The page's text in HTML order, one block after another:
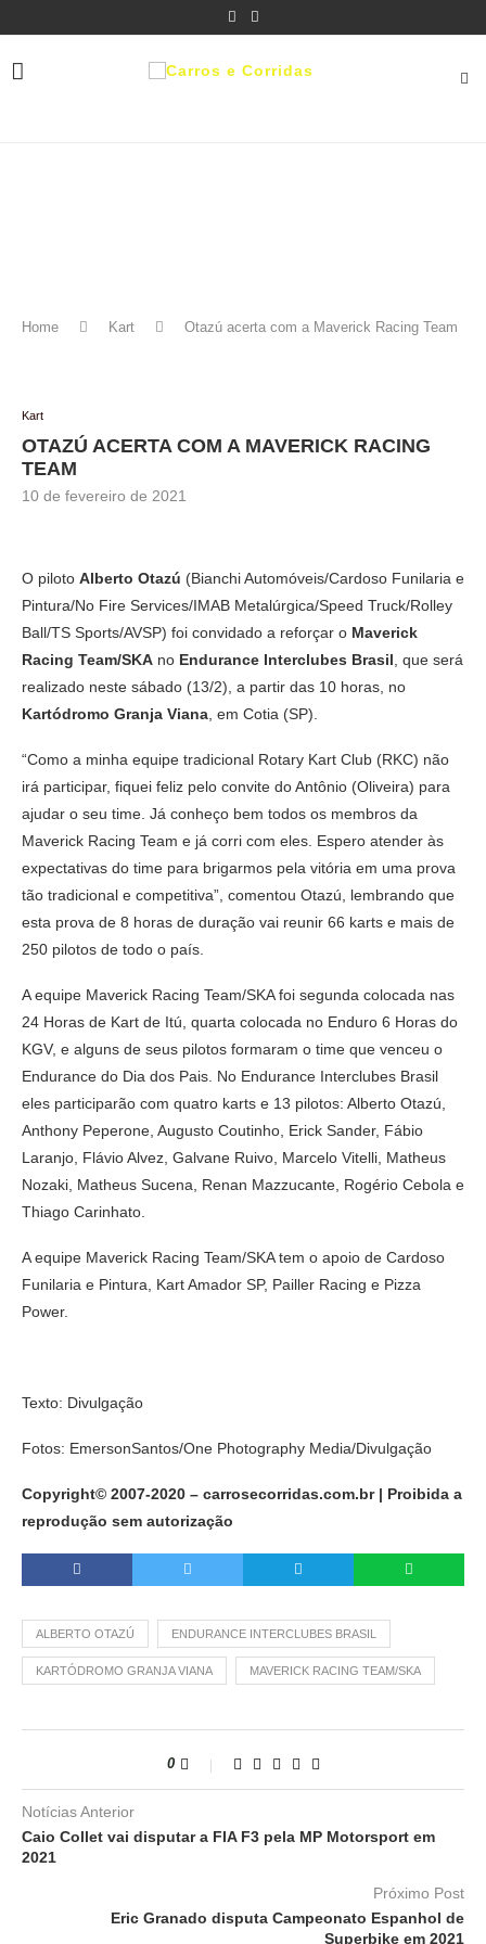
Home Kart Otazú acerta com a Maverick Racing Team
Kart
OTAZÚ ACERTA COM A MAVERICK RACING
TEAM
10 de fevereiro de 2021
O piloto Alberto Otazú (Bianchi Automóveis/Cardoso Funilaria e
Pintura/No Fire Services/IMAB Metalúrgica/Speed Truck/Rolley
Ball/TS Sports/AVSP) foi convidado a reforçar o Maverick
Racing Team/SKA no Endurance Interclubes Brasil , que será
realizado neste sábado (13/2), a partir das 10 horas, no
Kartódromo Granja Viana , em Cotia (SP).
“Como a minha equipe tradicional Rotary Kart Club (RKC) não
irá participar, fiquei feliz pelo convite do Antônio (Oliveira) para
ajudar o seu time. Já conheço bem todos os membros da
Maverick Racing Team e já corri com eles. Espero atender às
expectativas do time para brigarmos pela vitória em uma prova
tão tradicional e competitiva”, comentou Otazú, lembrando que
esta prova de 8 horas de duração vai reunir 66 karts e mais de
250 pilotos de todo o país.
A equipe Maverick Racing Team/SKA foi segunda colocada nas
24 Horas de Kart de Itú, quarta colocada no Enduro 6 Horas do
KGV, e alguns de seus pilotos formaram o time que venceu o
Endurance do Dia dos Pais. No Endurance Interclubes Brasil
eles participarão com quatro karts e 13 pilotos: Alberto Otazú,
Anthony Peperone, Augusto Coutinho, Erick Sander, Fábio
Laranjo, Flávio Alvez, Galvane Ruivo, Marcelo Vitelli, Matheus
Nozaki, Matheus Sucena, Renan Mazzucante, Rogério Cebola e
Thiago Carinhato.
A equipe Maverick Racing Team/SKA tem o apoio de Cardoso
Funilaria e Pintura, Kart Amador SP, Pailler Racing e Pizza
Power.
Texto: Divulgação
Fotos: EmersonSantos/One Photography Media/Divulgação
Copyright© 2007-2020 – carrosecorridas.com.br | Proibida a
reprodução sem autorização
ALBERTO OTAZÚ ENDURANCE INTERCLUBES BRASIL
KARTÓDROMO GRANJA VIANA MAVERICK RACING TEAM/SKA
0
Notícias Anterior
Caio Collet vai disputar a FIA F3 pela MP Motorsport em
2021
Próximo Post
Eric Granado disputa Campeonato Espanhol de
Superbike em 2021